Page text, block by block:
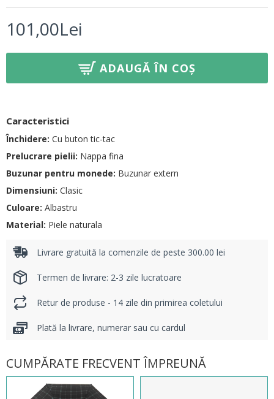
101,00Lei
ADAUGĂ ÎN COȘ
Caracteristici
Închidere: Cu buton tic-tac
Prelucrare pielii: Nappa fina
Buzunar pentru monede: Buzunar extern
Dimensiuni: Clasic
Culoare: Albastru
Material: Piele naturala
Livrare gratuită la comenzile de peste 300.00 lei
Termen de livrare: 2-3 zile lucratoare
Retur de produse - 14 zile din primirea coletului
Plată la livrare, numerar sau cu cardul
CUMPĂRATE FRECVENT ÎMPREUNĂ